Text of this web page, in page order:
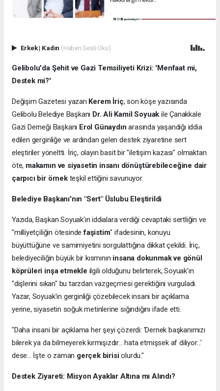
Erkek| Kadın (Haberi Sesli Oku)
Gelibolu'da Şehit ve Gazi Temsiliyeti Krizi: 'Menfaat mi,
Destek mi?'
Değişim Gazetesi yazarı Kerem İriç, son köşe yazısında
Gelibolu Belediye Başkanı Dr. Ali Kamil Soyuak ile Çanakkale
Gazi Derneği Başkanı Erol Günaydın arasında yaşandığı iddia
edilen gerginliğe ve ardından gelen destek ziyaretine sert
eleştiriler yöneltti. İriç, olayın basit bir "iletişim kazası" olmaktan
öte, makamın ve siyasetin insanı dönüştürebileceğine dair
çarpıcı bir örnekteşkil ettiğini savunuyor.
Belediye Başkanı'nın "Sert" Üslubu Eleştirildi
Yazıda, Başkan Soyuak'ın iddialara verdiği cevaptaki sertliğin ve
"milliyetçiliğin ötesindefaşistim" ifadesinin, konuyu
büyüttüğüne ve samimiyetini sorgulattığına dikkat çekildi. İriç,
belediyeciliğin büyük bir kısmının insana dokunmak ve gönül
köprüleri inşa etmekle ilgili olduğunu belirterek, Soyuak'ın
"dişlerini sıkan" bu tarzdan vazgeçmesi gerektiğini vurguladı.
Yazar, Soyuak'ın gerginliği çözebilecek insani bir açıklama
yerine, siyasetin soğuk metinlerine sığındığını ifade etti.
"Daha insani bir açıklama her şeyi çözerdi: 'Dernek başkanımızı
bilerek ya da bilmeyerek kırmışızdır... hata etmişsek af diliyor...'
dese... İşte o zaman gerçek birisiolurdu."
Destek Ziyareti: Misyon Ayaklar Altına mı Alındı?